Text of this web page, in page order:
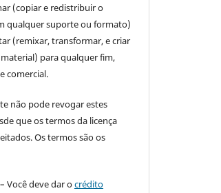
(copiar e redistribuir o
qualquer suporte ou formato)
(remixar, transformar, e criar
para qualquer fim,
comercial.
não pode revogar estes
que os termos da licença
Os termos são os
Você deve dar ocrédito